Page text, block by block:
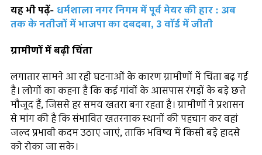
यह भी पढ़ें- धर्मशाला नगर निगम में पूर्व मेयर की हार : अब
तक के नतीजों में भाजपा का दबदबा, 3 वॉर्ड में जीती
ग्रामीणों में बढ़ी चिंता
लगातार सामने आ रही घटनाओं के कारण ग्रामीणों में चिंता बढ़ गई
है। लोगों का कहना है कि कई गांवों के आसपास रंगड़ों के बड़े छत्ते
मौजूद हैं, जिससे हर समय खतरा बना रहता है। ग्रामीणों ने प्रशासन
से मांग की है कि संभावित खतरनाक स्थानों की पहचान कर वहां
जल्द प्रभावी कदम उठाए जाएं, ताकि भविष्य में किसी बड़े हादसे
को रोका जा सके।